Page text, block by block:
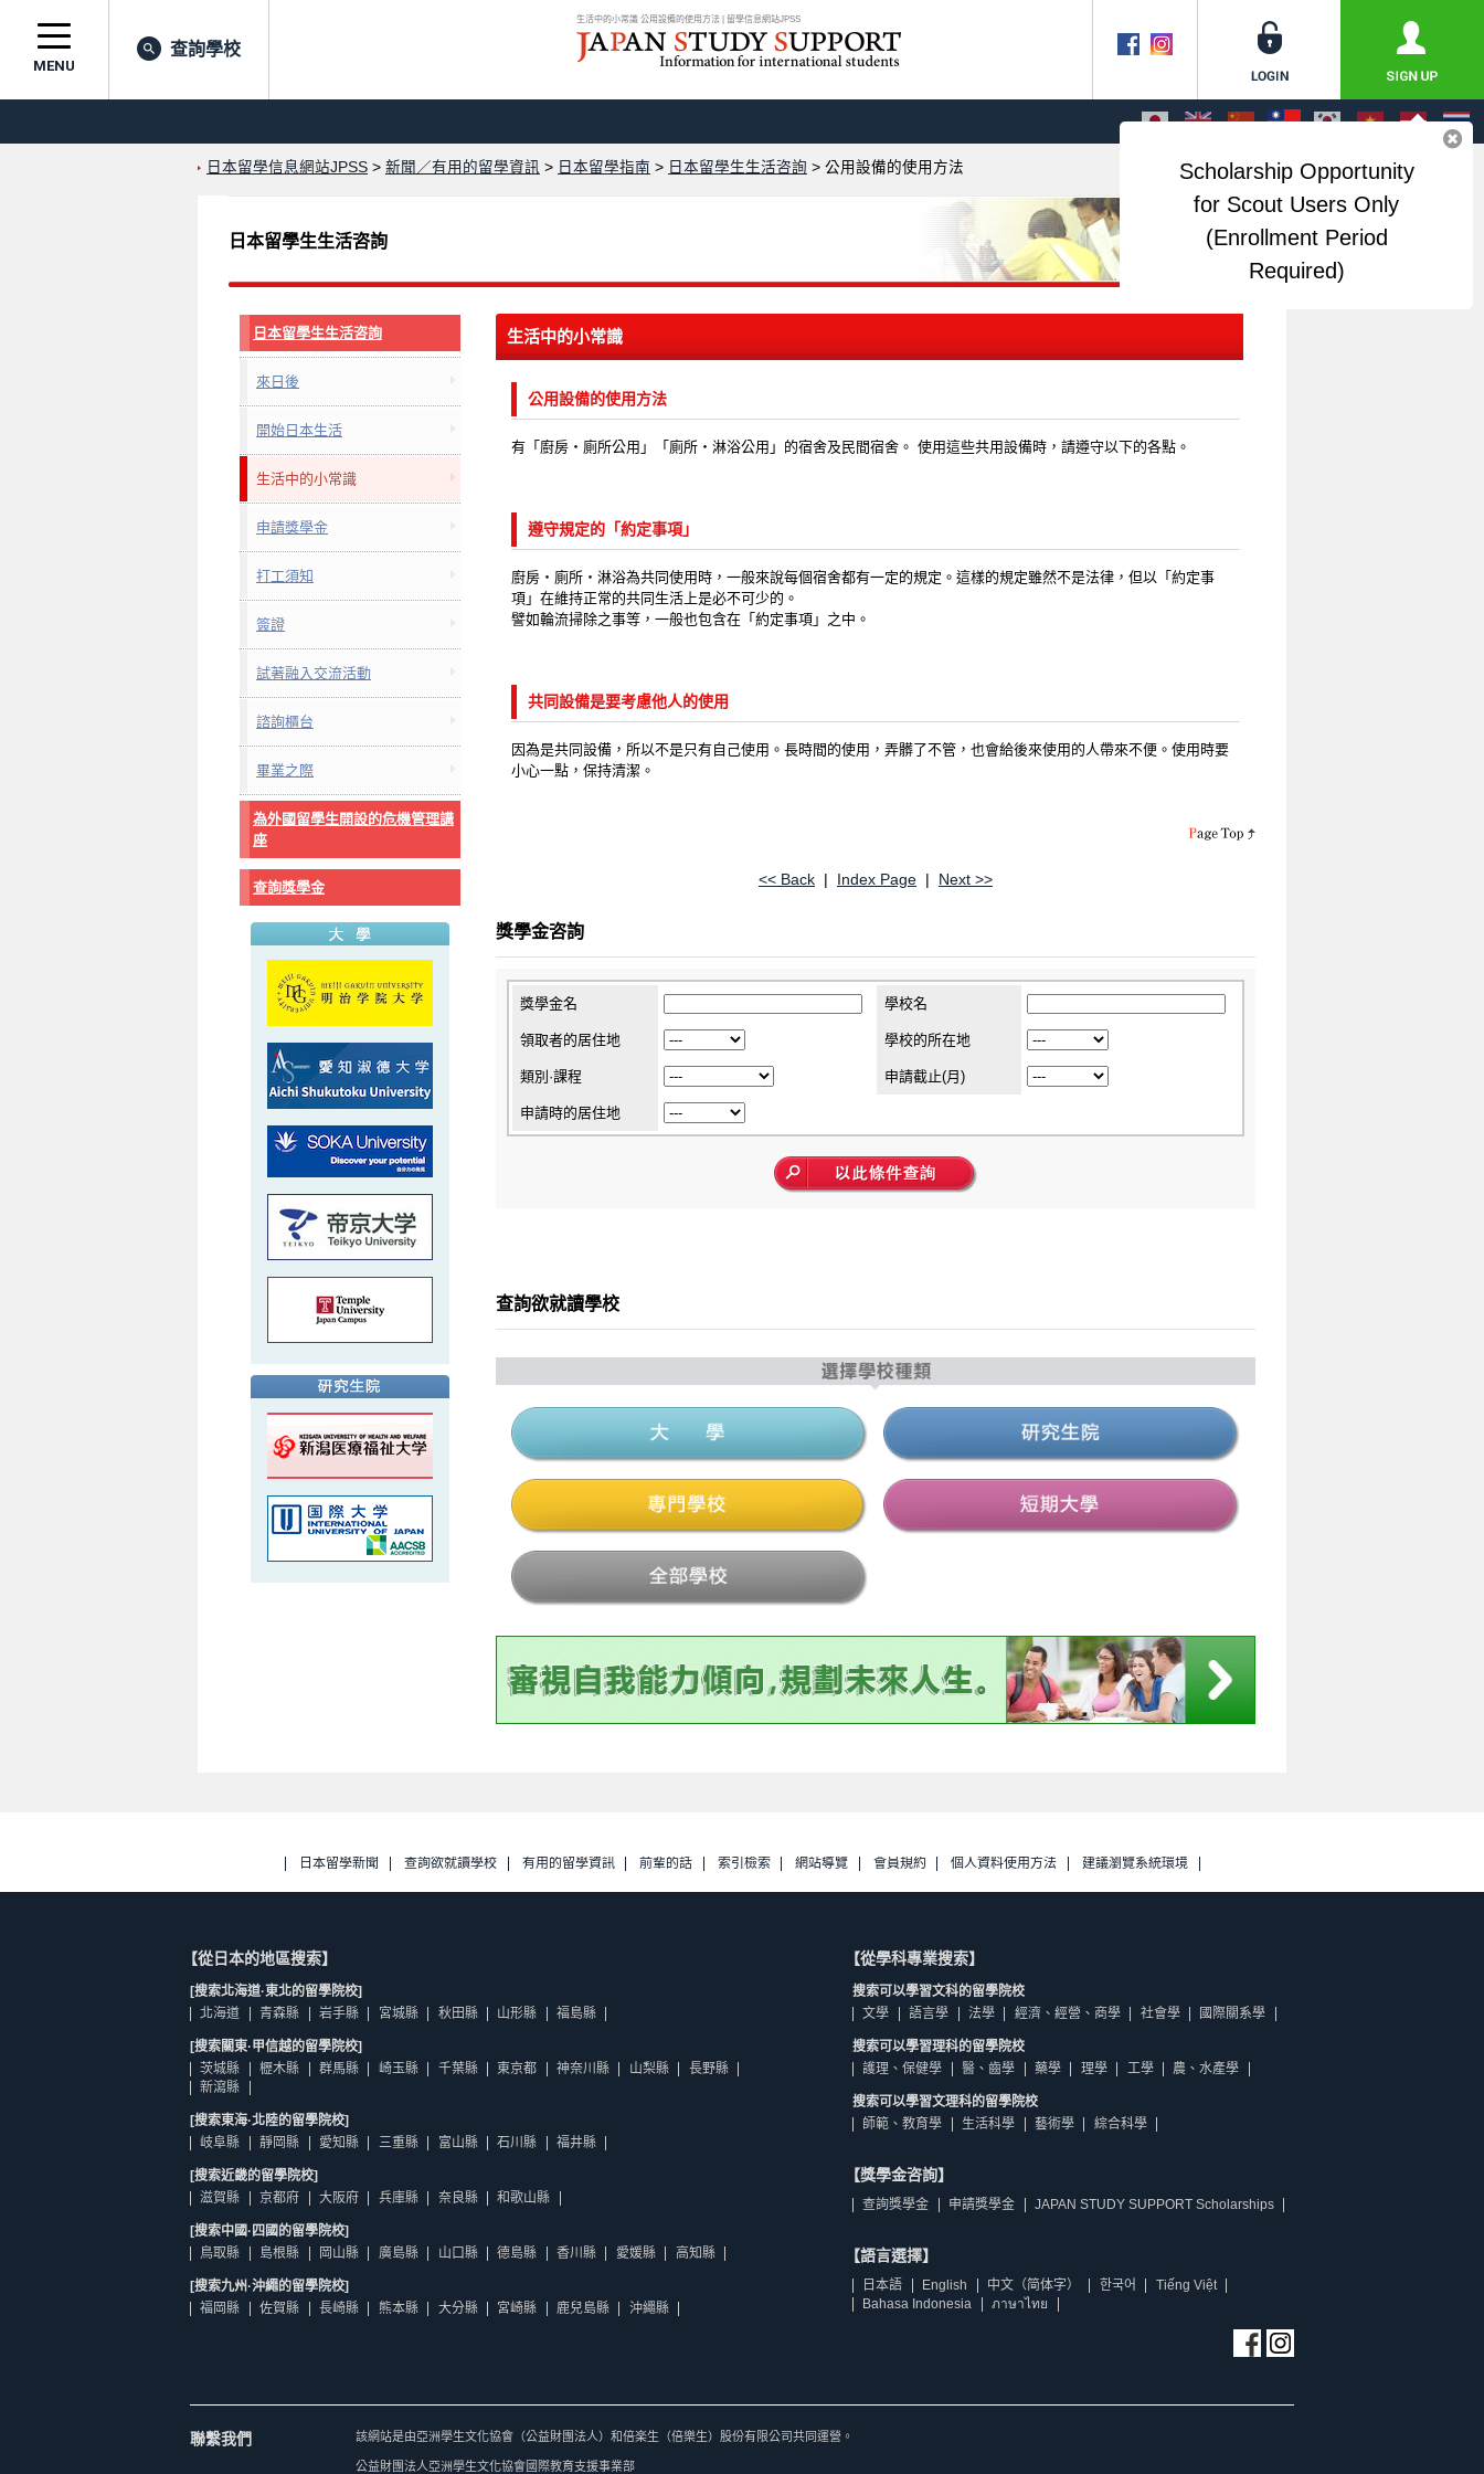
生活中的小常識 公用設備的使用方法 | 留學信息網站JPSS
MENU
查詢學校
Scholarship Opportunity
for Scout Users Only
(Enrollment Period
Required)
日本留學信息網站JPSS > 新聞／有用的留學資訊 > 日本留學指南 > 日本留學生生活咨詢 > 公用設備的使用方法
日本留學生生活咨詢
日本留學生生活咨詢
來日後
開始日本生活
生活中的小常識
申請獎學金
打工須知
簽證
試著融入交流活動
諮詢櫃台
畢業之際
為外國留學生開設的危機管理講
座
查詢獎學金
生活中的小常識
公用設備的使用方法
有「廚房・廁所公用」「廁所・淋浴公用」的宿舍及民間宿舍。 使用這些共用設備時，請遵守以下的各點。
遵守規定的「約定事項」
廚房・廁所・淋浴為共同使用時，一般來說每個宿舍都有一定的規定。這樣的規定雖然不是法律，但以「約定事
項」在維持正常的共同生活上是必不可少的。
譬如輪流掃除之事等，一般也包含在「約定事項」之中。
共同設備是要考慮他人的使用
因為是共同設備，所以不是只有自己使用。長時間的使用，弄髒了不管，也會給後來使用的人帶來不便。使用時要
小心一點，保持清潔。
<< Back | Index Page | Next >>
獎學金咨詢
獎學金名 學校名
領取者的居住地 學校的所在地
類別·課程 申請截止(月)
申請時的居住地
查詢欲就讀學校
日本留學新聞 查詢欲就讀學校 有用的留學資訊 前輩的話 索引檢索 網站導覽 會員規約 個人資料使用方法 建議瀏覽系統環境
【從日本的地區搜索】
[搜索北海道·東北的留學院校]
北海道
青森縣 岩手縣 宮城縣 秋田縣 山形縣 福島縣
[搜索關東·甲信越的留學院校]
茨城縣
櫪木縣 群馬縣 崎玉縣 千葉縣 東京都 神奈川縣 山梨縣
長野縣
新瀉縣
[搜索東海·北陸的留學院校]
岐阜縣
靜岡縣 愛知縣 三重縣 富山縣 石川縣 福井縣
[搜索近畿的留學院校]
滋賀縣
京都府 大阪府 兵庫縣 奈良縣 和歌山縣
[搜索中國·四國的留學院校]
鳥取縣
島根縣 岡山縣 廣島縣 山口縣 德島縣 香川縣 愛媛縣 高知縣
[搜索九州·沖繩的留學院校]
福岡縣
佐賀縣 長崎縣 熊本縣 大分縣 宮崎縣 鹿兒島縣 沖繩縣
【從學科專業搜索】
搜索可以學習文科的留學院校
文學
語言學 法學 經濟、經營、商學 社會學 國際關系學
搜索可以學習理科的留學院校
護理、保健學
醫、齒學 藥學 理學 工學 農、水產學
搜索可以學習文理科的留學院校
師範、教育學
生活科學 藝術學 綜合科學
【獎學金咨詢】
查詢獎學金 申請獎學金 JAPAN STUDY SUPPORT Scholarships
【語言選擇】
日本語 English 中文（简体字） 한국어
Tiếng Việt
Bahasa Indonesia
ภาษาไทย
聯繫我們 該網站是由亞洲學生文化協會（公益財團法人）和倍楽生（倍樂生）股份有限公司共同運營。
公益財團法人亞洲學生文化協會國際教育支援事業部